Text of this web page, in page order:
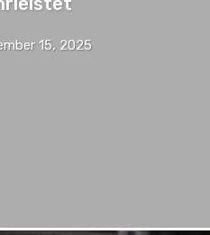
15, 2025